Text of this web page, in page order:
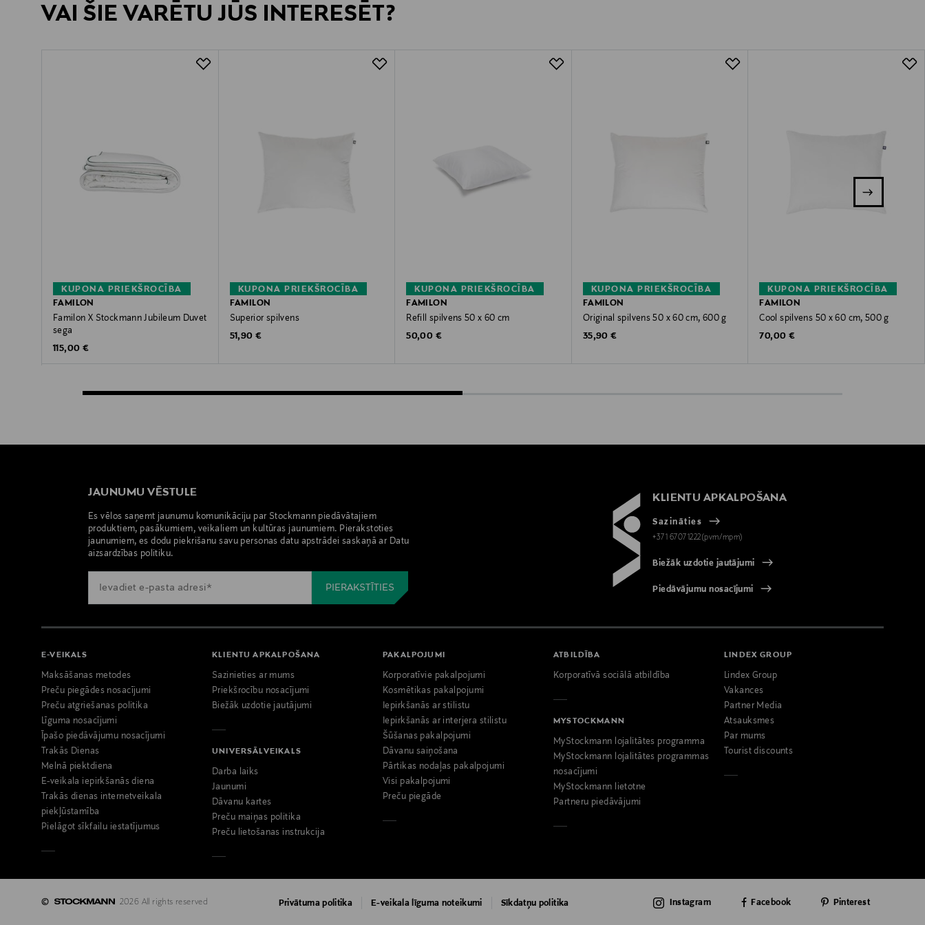
VAI ŠIE VARĒTU JŪS INTERESĒT?
KUPONA PRIEKŠROCĪBA
FAMILON
Familon X Stockmann Jubileum Duvet
sega
Original Price
115,00 €
KUPONA PRIEKŠROCĪBA
FAMILON
Superior spilvens
Original Price
51,90 €
KUPONA PRIEKŠROCĪBA
FAMILON
Refill spilvens 50 x 60 cm
Original Price
50,00 €
KUPONA PRIEKŠROCĪBA
FAMILON
Original spilvens 50 x 60 cm, 600 g
Original Price
35,90 €
KUPONA PRIEKŠROCĪBA
FAMILON
Cool spilvens 50 x 60 cm, 500 g
Original Price
70,00 €
JAUNUMU VĒSTULE
Es vēlos saņemt jaunumu komunikāciju par Stockmann piedāvātajiem
produktiem, pasākumiem, veikaliem un kultūras jaunumiem. Pierakstoties
jaunumiem, es dodu piekrišanu savu personas datu apstrādei saskaņā ar Datu
aizsardzības politiku.
KLIENTU APKALPOŠANA
Sazināties
+371 67071222(pvm/mpm)
Biežāk uzdotie jautājumi
Piedāvājumu nosacījumi
E-VEIKALS
Maksāšanas metodes
Preču piegādes nosacījumi
Preču atgriešanas politika
Līguma nosacījumi
Īpašo piedāvājumu nosacījumi
Trakās Dienas
Melnā piektdiena
E-veikala iepirkšanās diena
Trakās dienas internetveikala
piekļūstamība
Pielāgot sīkfailu iestatījumus
KLIENTU APKALPOŠANA
Sazinieties ar mums
Priekšrocību nosacījumi
Biežāk uzdotie jautājumi
UNIVERSĀLVEIKALS
Darba laiks
Jaunumi
Dāvanu kartes
Preču maiņas politika
Preču lietošanas instrukcija
PAKALPOJUMI
Korporatīvie pakalpojumi
Kosmētikas pakalpojumi
Iepirkšanās ar stilistu
Iepirkšanās ar interjera stilistu
Šūšanas pakalpojumi
Dāvanu saiņošana
Pārtikas nodaļas pakalpojumi
Visi pakalpojumi
Preču piegāde
ATBILDĪBA
Korporatīvā sociālā atbildība
MYSTOCKMANN
MyStockmann lojalitātes programma
MyStockmann lojalitātes programmas
nosacījumi
MyStockmann lietotne
Partneru piedāvājumi
LINDEX GROUP
Lindex Group
Vakances
Partner Media
Atsauksmes
Par mums
Tourist discounts
© 2026 All rights reserved Privātuma politika E-veikala līguma noteikumi Sīkdatņu politika Instagram Facebook Pinterest